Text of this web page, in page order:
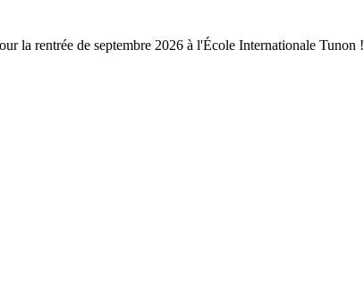
la rentrée de septembre 2026 à l'École Internationale Tunon !